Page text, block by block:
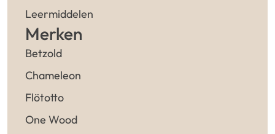
Leermiddelen
Merken
Betzold
Chameleon
Flötotto
One Wood